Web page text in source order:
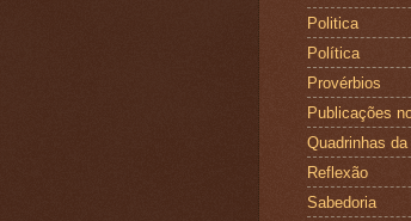
Politica
Política
Provérbios
Publicações
Quadrinhas
Reflexão
Sabedoria